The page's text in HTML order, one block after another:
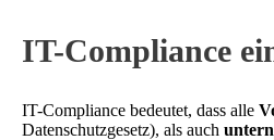
IT-Compliance
IT-Compliance bedeutet, dass alle
Datenschutzgesetz), als auch